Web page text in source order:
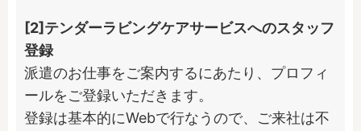
[2]テンダーラビングケアサービスへのスタッフ
登録
派遣のお仕事をご案内するにあたり、プロフィ
ールをご登録いただきます。
登録は基本的にWebで行なうので、ご来社は不